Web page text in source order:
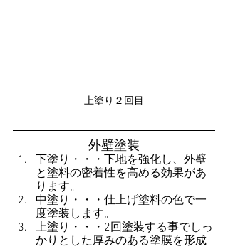
上塗り２回目
外壁塗装
下塗り・・・下地を強化し、外壁
と塗料の密着性を高める効果があ
ります。
中塗り・・・仕上げ塗料の色で一
度塗装します。
上塗り・・・2回塗装する事でしっ
かりとした厚みのある塗膜を形成